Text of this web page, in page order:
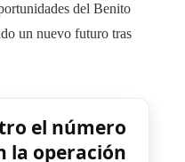
del Benito
un nuevo futuro tras
el número
la operación